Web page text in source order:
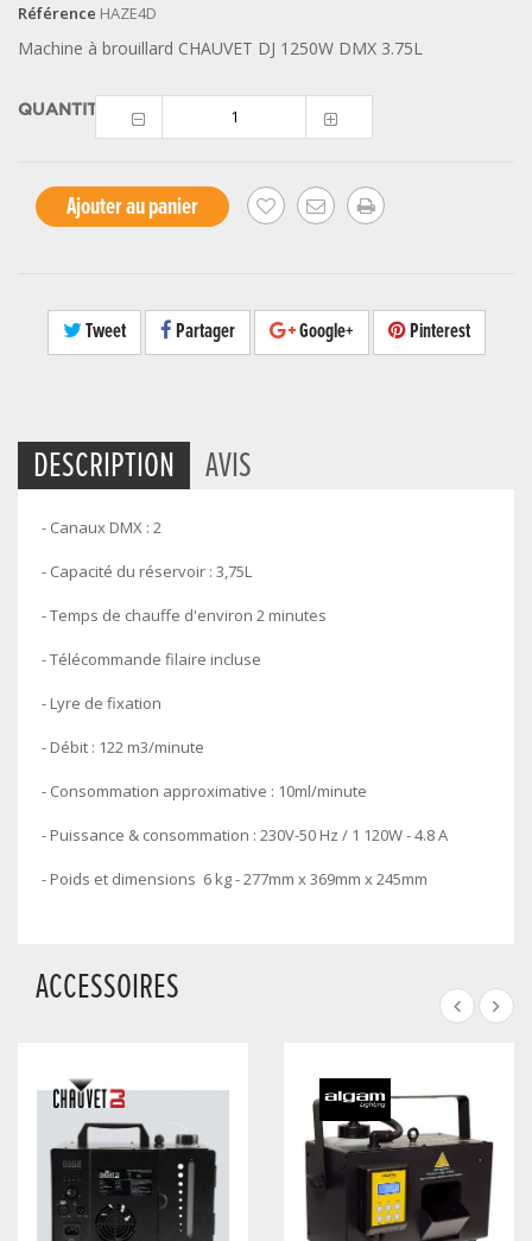
Référence HAZE4D
Machine à brouillard CHAUVET DJ 1250W DMX 3.75L
QUANTITÉ
Ajouter au panier
Tweet Partager Google+ Pinterest
DESCRIPTION AVIS
- Canaux DMX : 2
- Capacité du réservoir : 3,75L
- Temps de chauffe d'environ 2 minutes
- Télécommande filaire incluse
- Lyre de fixation
- Débit : 122 m3/minute
- Consommation approximative : 10ml/minute
- Puissance & consommation : 230V-50 Hz / 1 120W - 4.8 A
- Poids et dimensions 6 kg - 277mm x 369mm x 245mm
ACCESSOIRES